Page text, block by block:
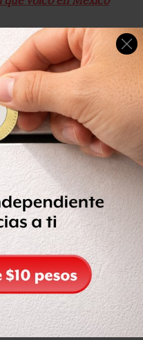
paramédicos del
mientras que
(CAPUFE)
atención
de Derechos Humanos
Ramírez, señaló que
heridos, quienes ya
la basílica
los migrantes
a la Basílica de
personal
de Gobierno
la Comisión de
de México.